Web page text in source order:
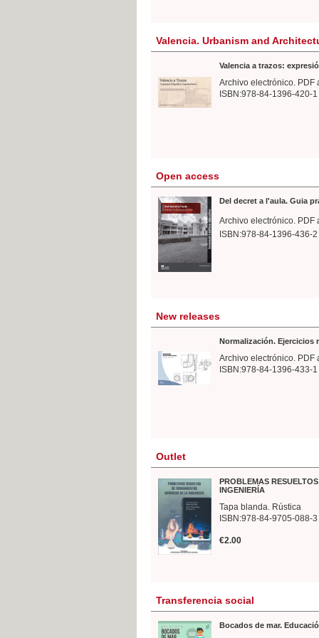
Valencia. Urbanism and
Valencia a trazos:
Archivo electrónico. PDF
ISBN:978-84-1396-420-1
Open access
Del decret a l'aula. Guia
Archivo electrónico. PDF
ISBN:978-84-1396-436-2
New releases
Normalización. Ejercicios
Archivo electrónico. PDF
ISBN:978-84-1396-433-1
Outlet
PROBLEMAS
INGENIERÍA
Tapa blanda. Rústica
ISBN:978-84-9705-088-3
€2.00
Transferencia social
Bocados de mar.